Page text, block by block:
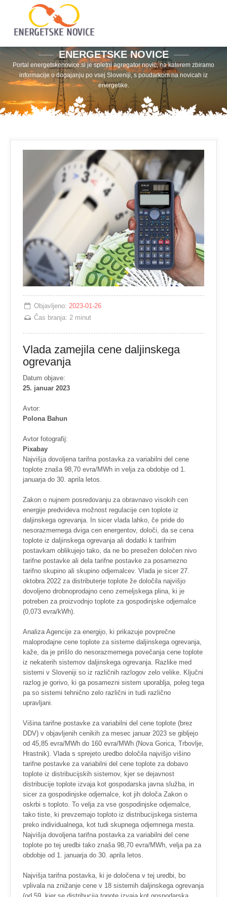
ENERGETSKE NOVICE
Portal energetskenovice.si je spletni agregator novic, na katerem zbiramo
informacije o dogajanju po vsej Sloveniji, s poudarkom na novicah iz
energetike.
Objavljeno: 2023-01-26
Čas branja: 2 minut
Vlada zamejila cene daljinskega
ogrevanja
Datum objave:
25. januar 2023
Avtor:
Polona Bahun
Avtor fotografij:
Pixabay
Najvišja dovoljena tarifna postavka za variabilni del cene
toplote znaša 98,70 evra/MWh in velja za obdobje od 1.
januarja do 30. aprila letos.
Zakon o nujnem posredovanju za obravnavo visokih cen
energije predvideva možnost regulacije cen toplote iz
daljinskega ogrevanja. In sicer vlada lahko, če pride do
nesorazmernega dviga cen energentov, določi, da se cena
toplote iz daljinskega ogrevanja ali dodatki k tarifnim
postavkam oblikujejo tako, da ne bo presežen določen nivo
tarifne postavke ali dela tarifne postavke za posamezno
tarifno skupino ali skupino odjemalcev. Vlada je sicer 27.
oktobra 2022 za distributerje toplote že določila najvišjo
dovoljeno drobnoprodajno ceno zemeljskega plina, ki je
potreben za proizvodnjo toplote za gospodinjske odjemalce
(0,073 evra/kWh).
Analiza Agencije za energijo, ki prikazuje povprečne
maloprodajne cene toplote za sisteme daljinskega ogrevanja,
kaže, da je prišlo do nesorazmernega povečanja cene toplote
iz nekaterih sistemov daljinskega ogrevanja. Razlike med
sistemi v Sloveniji so iz različnih razlogov zelo velike. Ključni
razlog je gorivo, ki ga posamezni sistem uporablja, poleg tega
pa so sistemi tehnično zelo različni in tudi različno
upravljani.
Višina tarifne postavke za variabilni del cene toplote (brez
DDV) v objavljenih cenikih za mesec januar 2023 se gibljejo
od 45,85 evra/MWh do 160 evra/MWh (Nova Gorica, Trbovlje,
Hrastnik). Vlada s sprejeto uredbo določila najvišjo višino
tarifne postavke za variabilni del cene toplote za dobavo
toplote iz distribucijskih sistemov, kjer se dejavnost
distribucije toplote izvaja kot gospodarska javna služba, in
sicer za gospodinjske odjemalce, kot jih določa Zakon o
oskrbi s toploto. To velja za vse gospodinjske odjemalce,
tako tiste, ki prevzemajo toploto iz distribucijskega sistema
preko individualnega, kot tudi skupnega odjemnega mesta.
Najvišja dovoljena tarifna postavka za variabilni del cene
toplote po tej uredbi tako znaša 98,70 evra/MWh, velja pa za
obdobje od 1. januarja do 30. aprila letos.
Najvišja tarifna postavka, ki je določena v tej uredbi, bo
vplivala na znižanje cene v 18 sistemih daljinskega ogrevanja
(od 59, kjer se distribucija topote izvaja kot gospodarska